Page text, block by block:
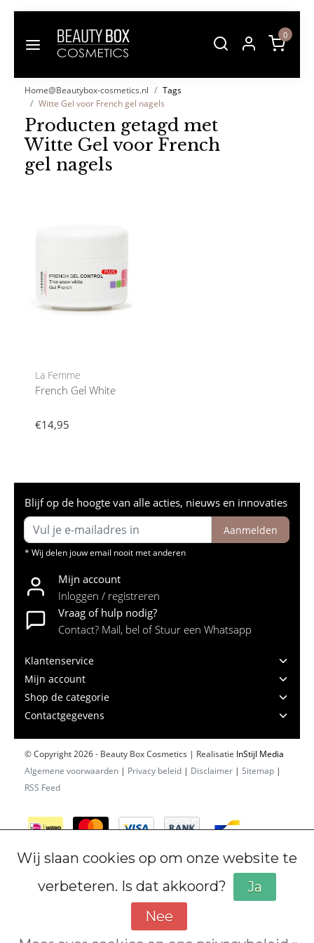
0
Home@Beautybox-cosmetics.nl
Tags
Witte Gel voor French gel nagels
Producten getagd met
Witte Gel voor French
gel nagels
La Femme
French Gel White
€14,95
Blijf op de hoogte van alle acties, nieuws en innovaties
Aanmelden
* Wij delen jouw email nooit met anderen
Mijn account
Inloggen / registreren
Vraag of hulp nodig?
Contact? Mail, bel of Stuur een Whatsapp
Klantenservice
Mijn account
Shop de categorie
Contactgegevens
© Copyright 2026 - Beauty Box Cosmetics | Realisatie InStijl Media
Algemene voorwaarden | Privacy beleid | Disclaimer | Sitemap |
RSS Feed
Wij slaan cookies op om onze website te
verbeteren. Is dat akkoord?
Ja
Nee